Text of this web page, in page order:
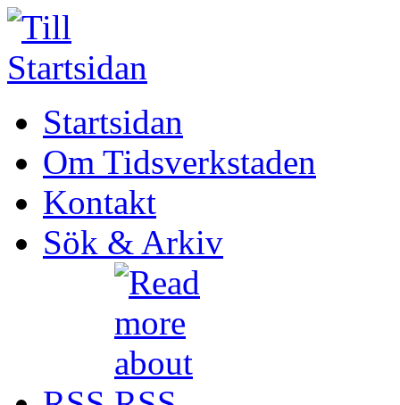
Startsidan
Om Tidsverkstaden
Kontakt
Sök & Arkiv